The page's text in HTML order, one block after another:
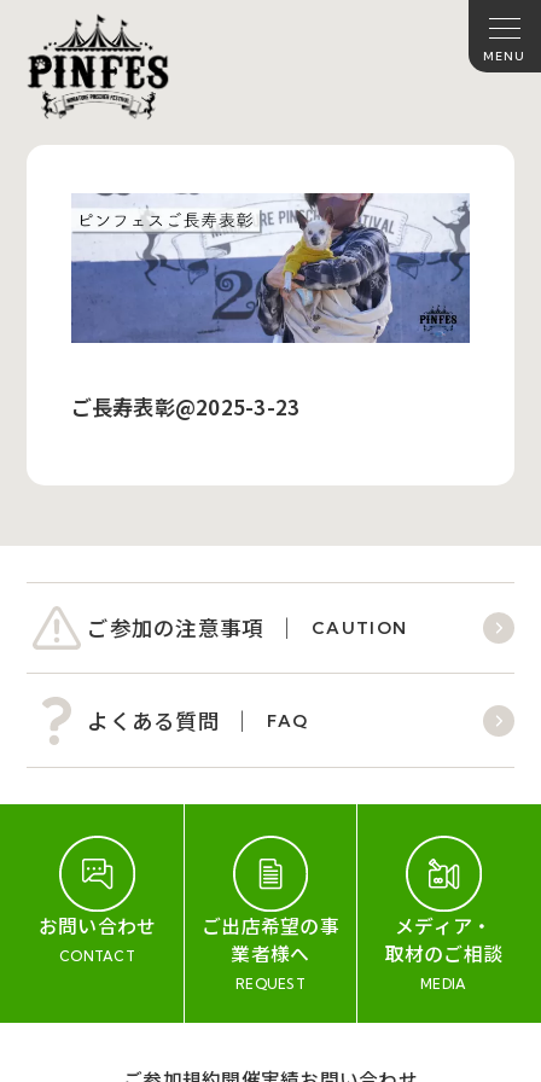
ご長寿表彰@2025-3-23
ご参加の注意事項 CAUTION
よくある質問 FAQ
お問い合わせ
CONTACT
ご出店希望の事
業者様へ
REQUEST
メディア・
取材のご相談
MEDIA